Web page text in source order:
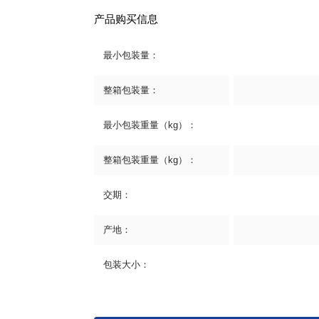
产品购买信息
最小包装量：
整箱包装量：
最小包装重量（kg）：
整箱包装重量（kg）：
交期：
产地：
包装大小：